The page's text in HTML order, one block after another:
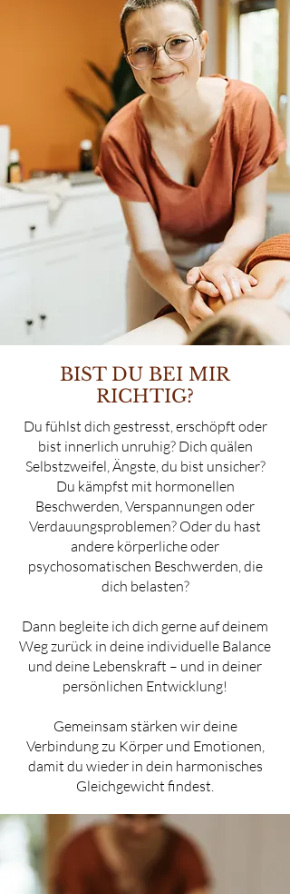
BIST DU BEI MIR
RICHTIG?
Du fühlst dich gestresst, erschöpft oder
bist innerlich unruhig? Dich quälen
Selbstzweifel, Ängste, du bist unsicher?
Du kämpfst mit hormonellen
Beschwerden, Verspannungen oder
Verdauungsproblemen? Oder du hast
andere körperliche oder
psychosomatischen Beschwerden, die
dich belasten?
Dann begleite ich dich gerne auf deinem
Weg zurück in deine individuelle Balance
und deine Lebenskraft – und in deiner
persönlichen Entwicklung!
Gemeinsam stärken wir deine
Verbindung zu Körper und Emotionen,
damit du wieder in dein harmonisches
Gleichgewicht findest.